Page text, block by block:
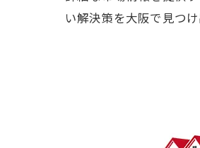
い解決策を大阪で見つけ